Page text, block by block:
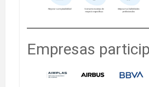
Empresas